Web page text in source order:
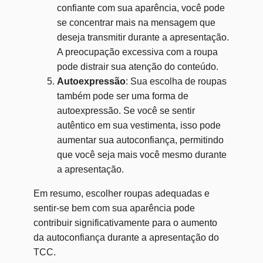
confiante com sua aparência, você pode
se concentrar mais na mensagem que
deseja transmitir durante a apresentação.
A preocupação excessiva com a roupa
pode distrair sua atenção do conteúdo.
Autoexpressão: Sua escolha de roupas
também pode ser uma forma de
autoexpressão. Se você se sentir
autêntico em sua vestimenta, isso pode
aumentar sua autoconfiança, permitindo
que você seja mais você mesmo durante
a apresentação.
Em resumo, escolher roupas adequadas e
sentir-se bem com sua aparência pode
contribuir significativamente para o aumento
da autoconfiança durante a apresentação do
TCC.